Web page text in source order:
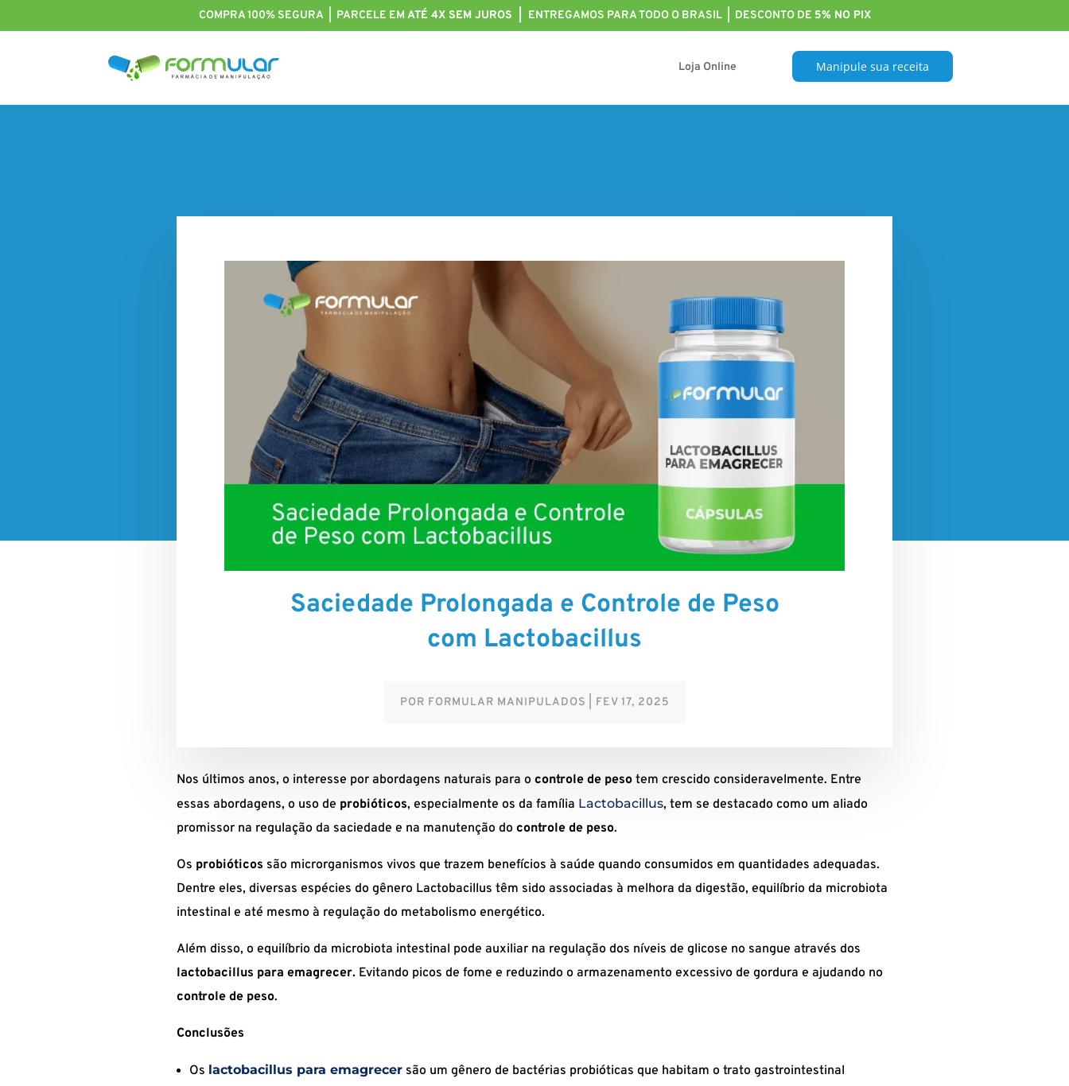
COMPRA 100% SEGURA | PARCELE EM ATÉ 4X SEM JUROS | ENTREGAMOS PARA TODO O BRASIL | DESCONTO DE 5% NO PIX
Loja Online Manipule sua receita
Saciedade Prolongada e Controle de Peso
com Lactobacillus
POR FORMULAR MANIPULADOS FEV 17, 2025
Nos últimos anos, o interesse por abordagens naturais para o controle de peso tem crescido consideravelmente. Entre
essas abordagens, o uso de probióticos, especialmente os da família Lactobacillus, tem se destacado como um aliado
promissor na regulação da saciedade e na manutenção do controle de peso.
Os probióticos são microrganismos vivos que trazem benefícios à saúde quando consumidos em quantidades adequadas.
Dentre eles, diversas espécies do gênero Lactobacillus têm sido associadas à melhora da digestão, equilíbrio da microbiota
intestinal e até mesmo à regulação do metabolismo energético.
Além disso, o equilíbrio da microbiota intestinal pode auxiliar na regulação dos níveis de glicose no sangue através dos
lactobacillus para emagrecer. Evitando picos de fome e reduzindo o armazenamento excessivo de gordura e ajudando no
controle de peso.
Conclusões
Os lactobacillus para emagrecer são um gênero de bactérias probióticas que habitam o trato gastrointestinal